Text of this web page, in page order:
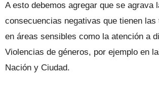
A esto debemos agregar que se agrava
consecuencias negativas que tienen las
en áreas sensibles como la atención a
Violencias de géneros, por ejemplo en
Nación y Ciudad.